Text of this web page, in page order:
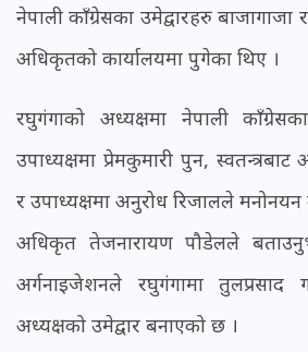
नेपाली काँग्रेसका उमेद्वारहरु बाजागाजा
अधिकृतको कार्यालयमा पुगेका थिए ।
रघुगंगाको अध्यक्षमा नेपाली
उपाध्यक्षमा प्रेमकुमारी पुन, स्वतन्त्रबाट
र उपाध्यक्षमा अनुरोध रिजालले मनोनयन
अधिकृत तेजनारायण पौडेलले
अर्गनाइजेशनले रघुगंगामा तुलप्रसाद
अध्यक्षको उमेद्वार बनाएको छ ।